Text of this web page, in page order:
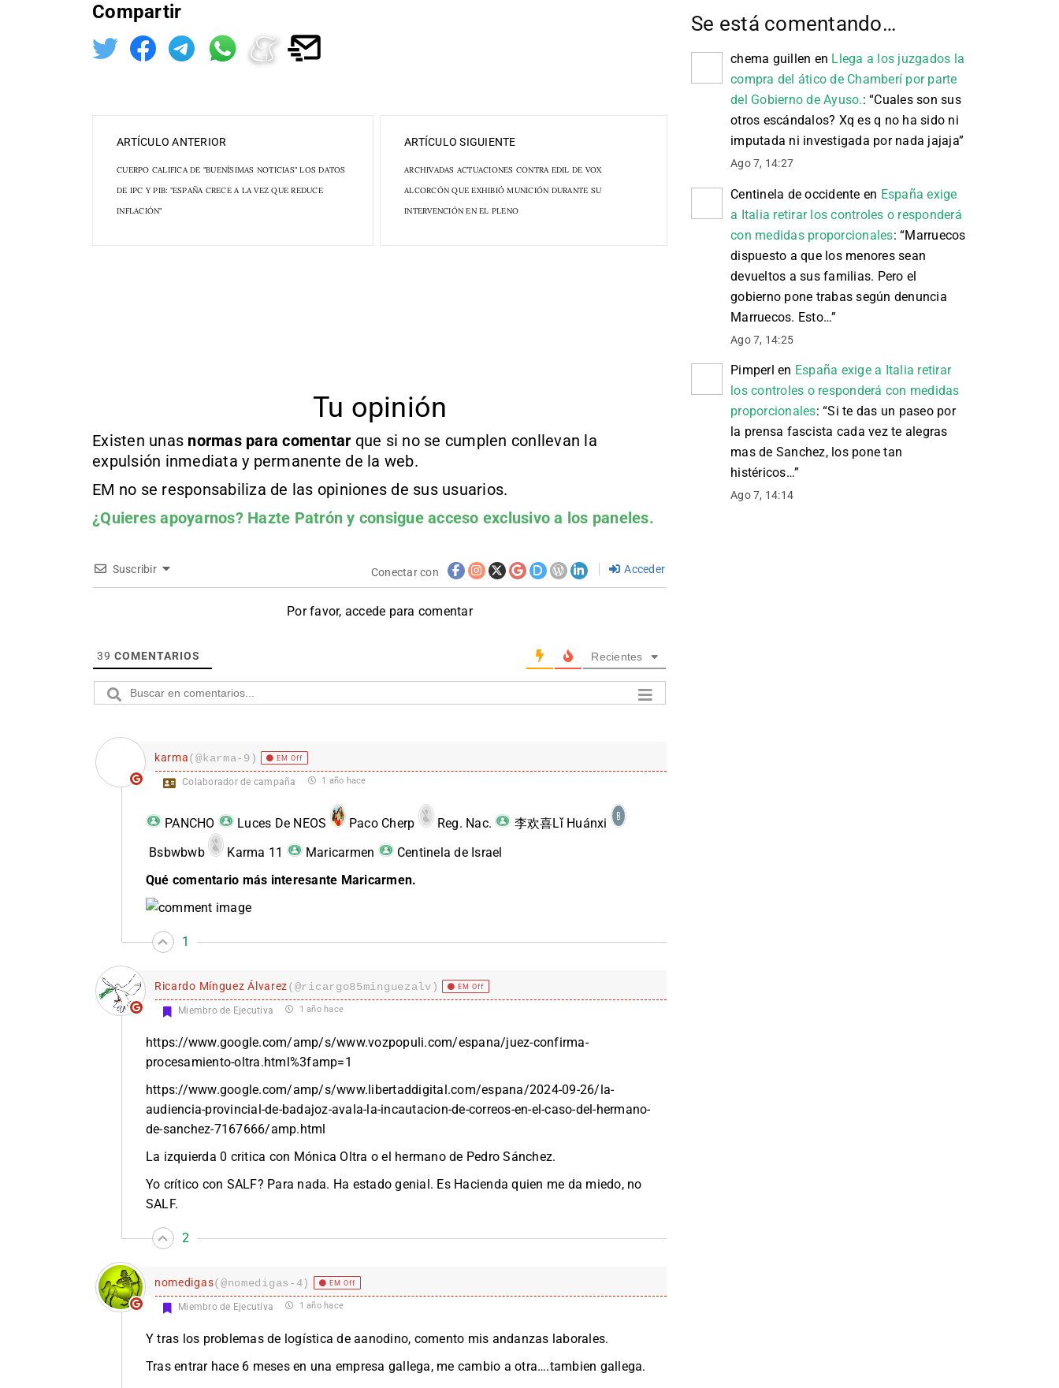
Compartir
ARTÍCULO ANTERIOR
CUERPO CALIFICA DE "BUENÍSIMAS NOTICIAS" LOS DATOS
DE IPC Y PIB: "ESPAÑA CRECE A LA VEZ QUE REDUCE
INFLACIÓN"
ARTÍCULO SIGUIENTE
ARCHIVADAS ACTUACIONES CONTRA EDIL DE VOX
ALCORCÓN QUE EXHIBIÓ MUNICIÓN DURANTE SU
INTERVENCIÓN EN EL PLENO
Tu opinión
Existen unas normas para comentar que si no se cumplen conllevan la
expulsión inmediata y permanente de la web.
EM no se responsabiliza de las opiniones de sus usuarios.
¿Quieres apoyarnos? Hazte Patrón y consigue acceso exclusivo a los paneles.
Suscribir Conectar con Acceder
Por favor, accede para comentar
39 COMENTARIOS Recientes
karma(@karma-9) EM Off
Colaborador de campaña 1 año hace
PANCHO Luces De NEOS Paco Cherp Reg. Nac.
李欢喜Lǐ Huánxi
Bsbwbwb
Karma 11 Maricarmen
Centinela de Israel
Qué comentario más interesante Maricarmen.
1
Ricardo Mínguez Álvarez(@ricargo85minguezalv) EM Off
Miembro de Ejecutiva 1 año hace
https://www.google.com/amp/s/www.vozpopuli.com/espana/juez-confirma-
procesamiento-oltra.html%3famp=1
https://www.google.com/amp/s/www.libertaddigital.com/espana/2024-09-26/la-
audiencia-provincial-de-badajoz-avala-la-incautacion-de-correos-en-el-caso-del-hermano-
de-sanchez-7167666/amp.html
La izquierda 0 critica con Mónica Oltra o el hermano de Pedro Sánchez.
Yo crítico con SALF? Para nada. Ha estado genial. Es Hacienda quien me da miedo, no
SALF.
2
nomedigas(@nomedigas-4) EM Off
Miembro de Ejecutiva 1 año hace
Y tras los problemas de logística de aanodino, comento mis andanzas laborales.
Tras entrar hace 6 meses en una empresa gallega, me cambio a otra….tambien gallega.
Se está comentando…
chema guillen en Llega a los juzgados la
compra del ático de Chamberí por parte
del Gobierno de Ayuso.: “Cuales son sus
otros escándalos? Xq es q no ha sido ni
imputada ni investigada por nada jajaja”
Ago 7, 14:27
Centinela de occidente en España exige
a Italia retirar los controles o responderá
con medidas proporcionales: “Marruecos
dispuesto a que los menores sean
devueltos a sus familias. Pero el
gobierno pone trabas según denuncia
Marruecos. Esto…”
Ago 7, 14:25
Pimperl en España exige a Italia retirar
los controles o responderá con medidas
proporcionales: “Si te das un paseo por
la prensa fascista cada vez te alegras
mas de Sanchez, los pone tan
histéricos…”
Ago 7, 14:14